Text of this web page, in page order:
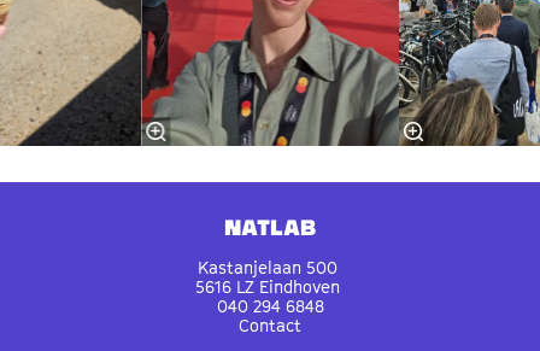
Natlab
Kastanjelaan 500
5616 LZ Eindhoven
040 294 6848
Contact